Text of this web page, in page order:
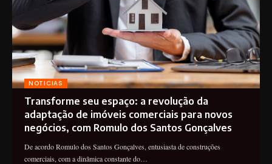
NOTICIAS
Transforme seu espaço: a revolução da
adaptação de imóveis comerciais para novos
negócios, com Romulo dos Santos Gonçalves
De acordo Romulo dos Santos Gonçalves, entusiasta de construções
comerciais, com a dinâmica constante do…